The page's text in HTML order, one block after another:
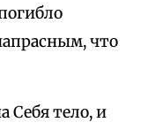
что
Себя тело, и